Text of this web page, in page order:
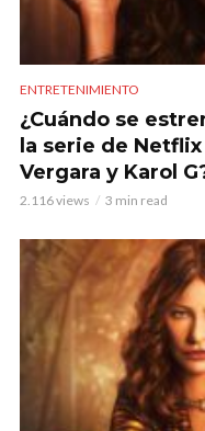
ENTRETENIMIENTO
¿Cuándo se
la serie de
Vergara y Karol
2.116 views 3 min read